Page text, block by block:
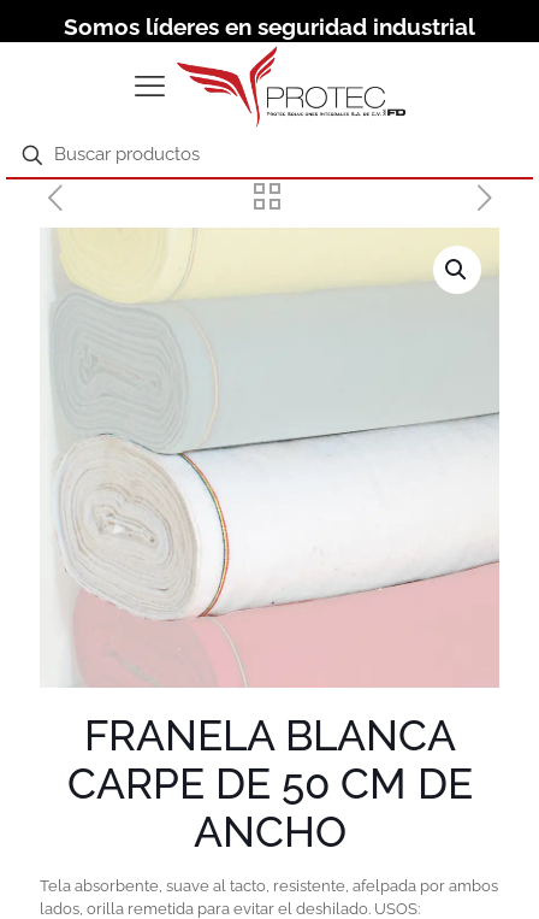
Somos líderes en seguridad industrial
FRANELA BLANCA
CARPE DE 50 CM DE
ANCHO
Tela absorbente, suave al tacto, resistente, afelpada por ambos
lados, orilla remetida para evitar el deshilado. USOS: